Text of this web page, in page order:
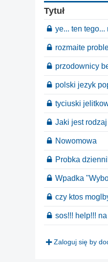
Tytuł
ye... ten
rozmaite
przodownicy
polski jezyk
tyciuski
Jaki jest
Nowomowa
Probka
Wpadka
czy ktos
sos!!! help!!!
Zaloguj się by